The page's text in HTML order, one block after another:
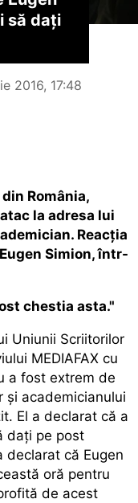
să daţi
2016, 17:48
România,
la adresa lui
Reacţia
Simion, într-
chestia asta."
Uniunii Scriitorilor
MEDIAFAX cu
a fost extrem de
şi academicianului
El a declarat că a
daţi pe post
declarat că Eugen
oră pentru
de acest